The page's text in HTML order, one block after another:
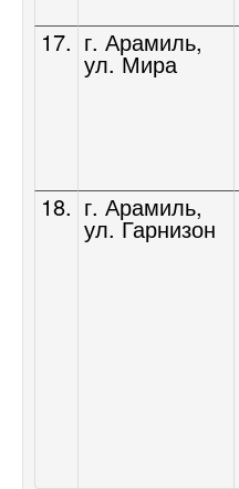
17. г. Арамиль,
ул. Мира
18. г. Арамиль,
ул. Гарнизон